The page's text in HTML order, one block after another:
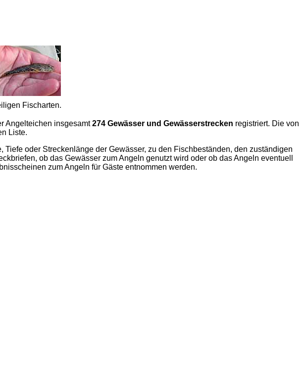
Fischarten.
Angelteichen insgesamt274 Gewässer und Gewässerstrecken registriert. Die von
Liste.
oder Streckenlänge der Gewässer, zu den Fischbeständen, den zuständigen
ob das Gewässer zum Angeln genutzt wird oder ob das Angeln eventuell
zum Angeln für Gäste entnommen werden.